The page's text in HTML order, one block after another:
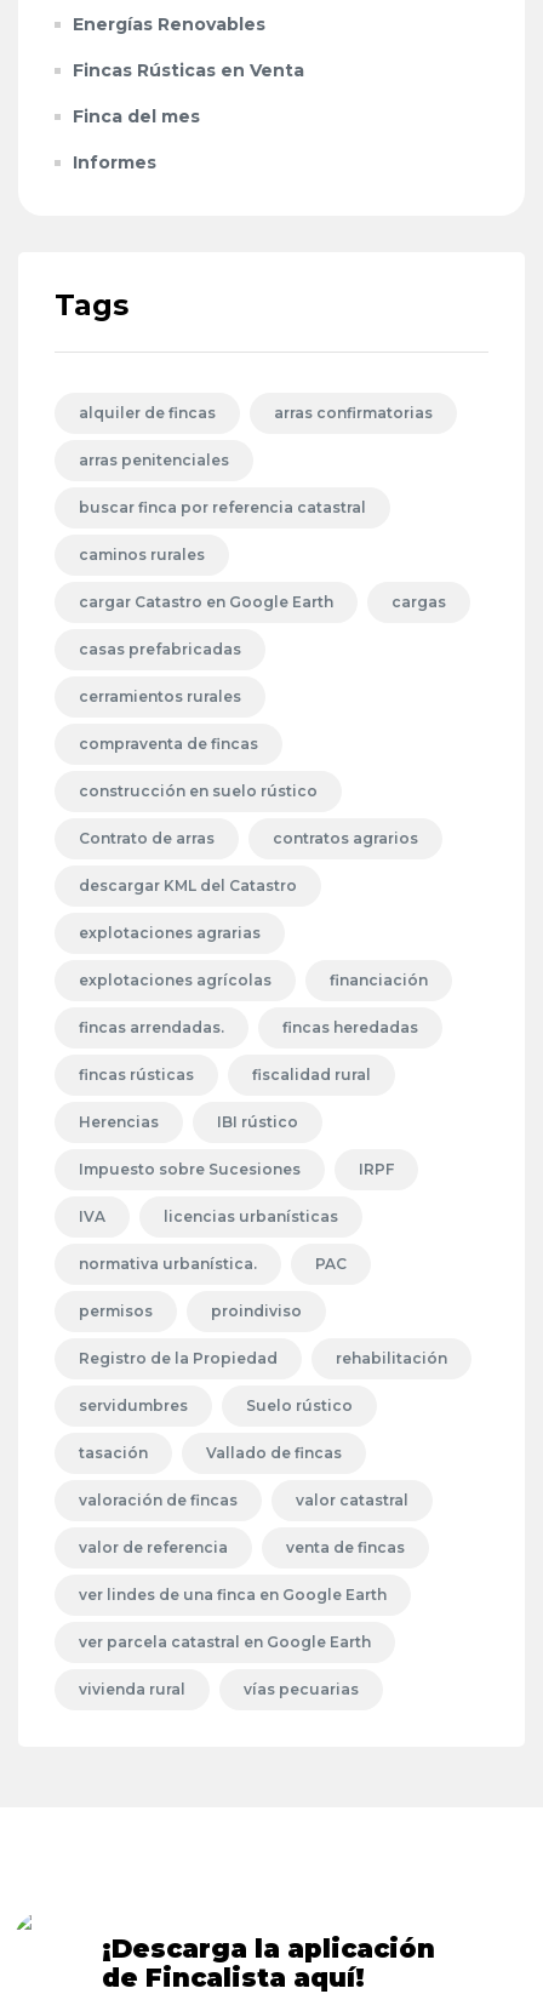
Energías Renovables
Fincas Rústicas en Venta
Finca del mes
Informes
Tags
alquiler de fincas arras confirmatorias
arras penitenciales
buscar finca por referencia catastral
caminos rurales
cargar Catastro en Google Earth cargas
casas prefabricadas
cerramientos rurales
compraventa de fincas
construcción en suelo rústico
Contrato de arras contratos agrarios
descargar KML del Catastro
explotaciones agrarias
explotaciones agrícolas financiación
fincas arrendadas. fincas heredadas
fincas rústicas fiscalidad rural
Herencias IBI rústico
Impuesto sobre Sucesiones IRPF
IVA licencias urbanísticas
normativa urbanística. PAC
permisos proindiviso
Registro de la Propiedad rehabilitación
servidumbres Suelo rústico
tasación Vallado de fincas
valoración de fincas valor catastral
valor de referencia venta de fincas
ver lindes de una finca en Google Earth
ver parcela catastral en Google Earth
vivienda rural vías pecuarias
¡Descarga la aplicación
de Fincalista aquí!